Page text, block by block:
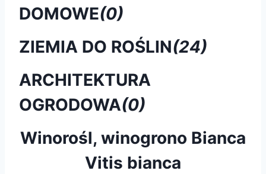
DOMOWE(0)
ZIEMIA DO ROŚLIN(24)
ARCHITEKTURA
OGRODOWA(0)
Winorośl, winogrono Bianca
Vitis bianca